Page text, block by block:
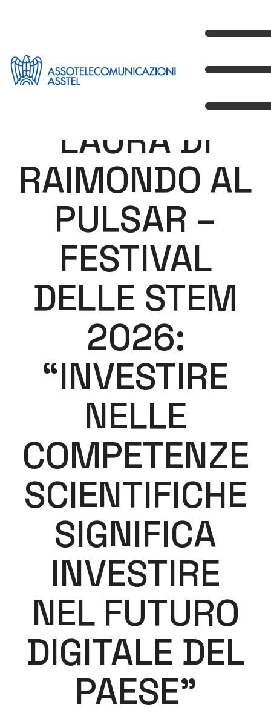
LAURA DI
RAIMONDO AL
PULSAR –
FESTIVAL
DELLE STEM
2026:
“INVESTIRE
NELLE
COMPETENZE
SCIENTIFICHE
SIGNIFICA
INVESTIRE
NEL FUTURO
DIGITALE DEL
PAESE”